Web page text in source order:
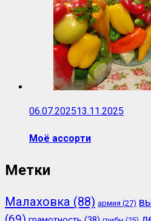
06.07.202513.11.2025
Моё ассорти
Метки
Малаховка (88) армия (27)